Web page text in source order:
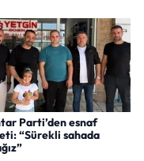
Parti’den esnaf
“Sürekli sahada